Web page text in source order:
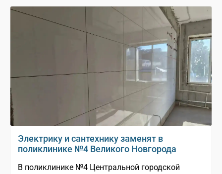
Электрику и сантехнику заменят в
поликлинике №4 Великого Новгорода
В поликлинике №4 Центральной городской